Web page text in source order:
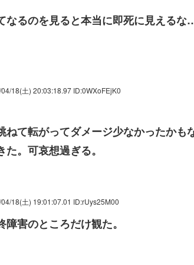
なるのを見ると本当に即死に見えるな
04/18(土) 20:03:18.97 ID:0WXoFEjK0
ねて転がってダメージ少なかったかも
。可哀想過ぎる。
04/18(土) 19:01:07.01 ID:rUys25M00
害のところだけ観た。